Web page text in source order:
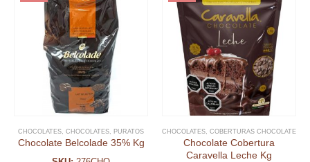
CHOCOLATES, CHOCOLATES, PURATOS
Chocolate Belcolade 35% Kg
CHOCOLATES, COBERTURAS CHOCOLATE
Chocolate Cobertura
Caravella Leche Kg